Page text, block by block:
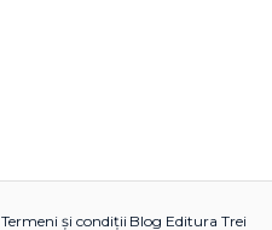
Termeni și condiții Blog Editura Trei